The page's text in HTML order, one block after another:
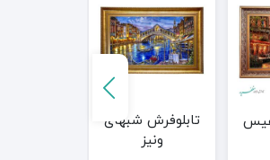
تابلوفرش شبهای
ونیز